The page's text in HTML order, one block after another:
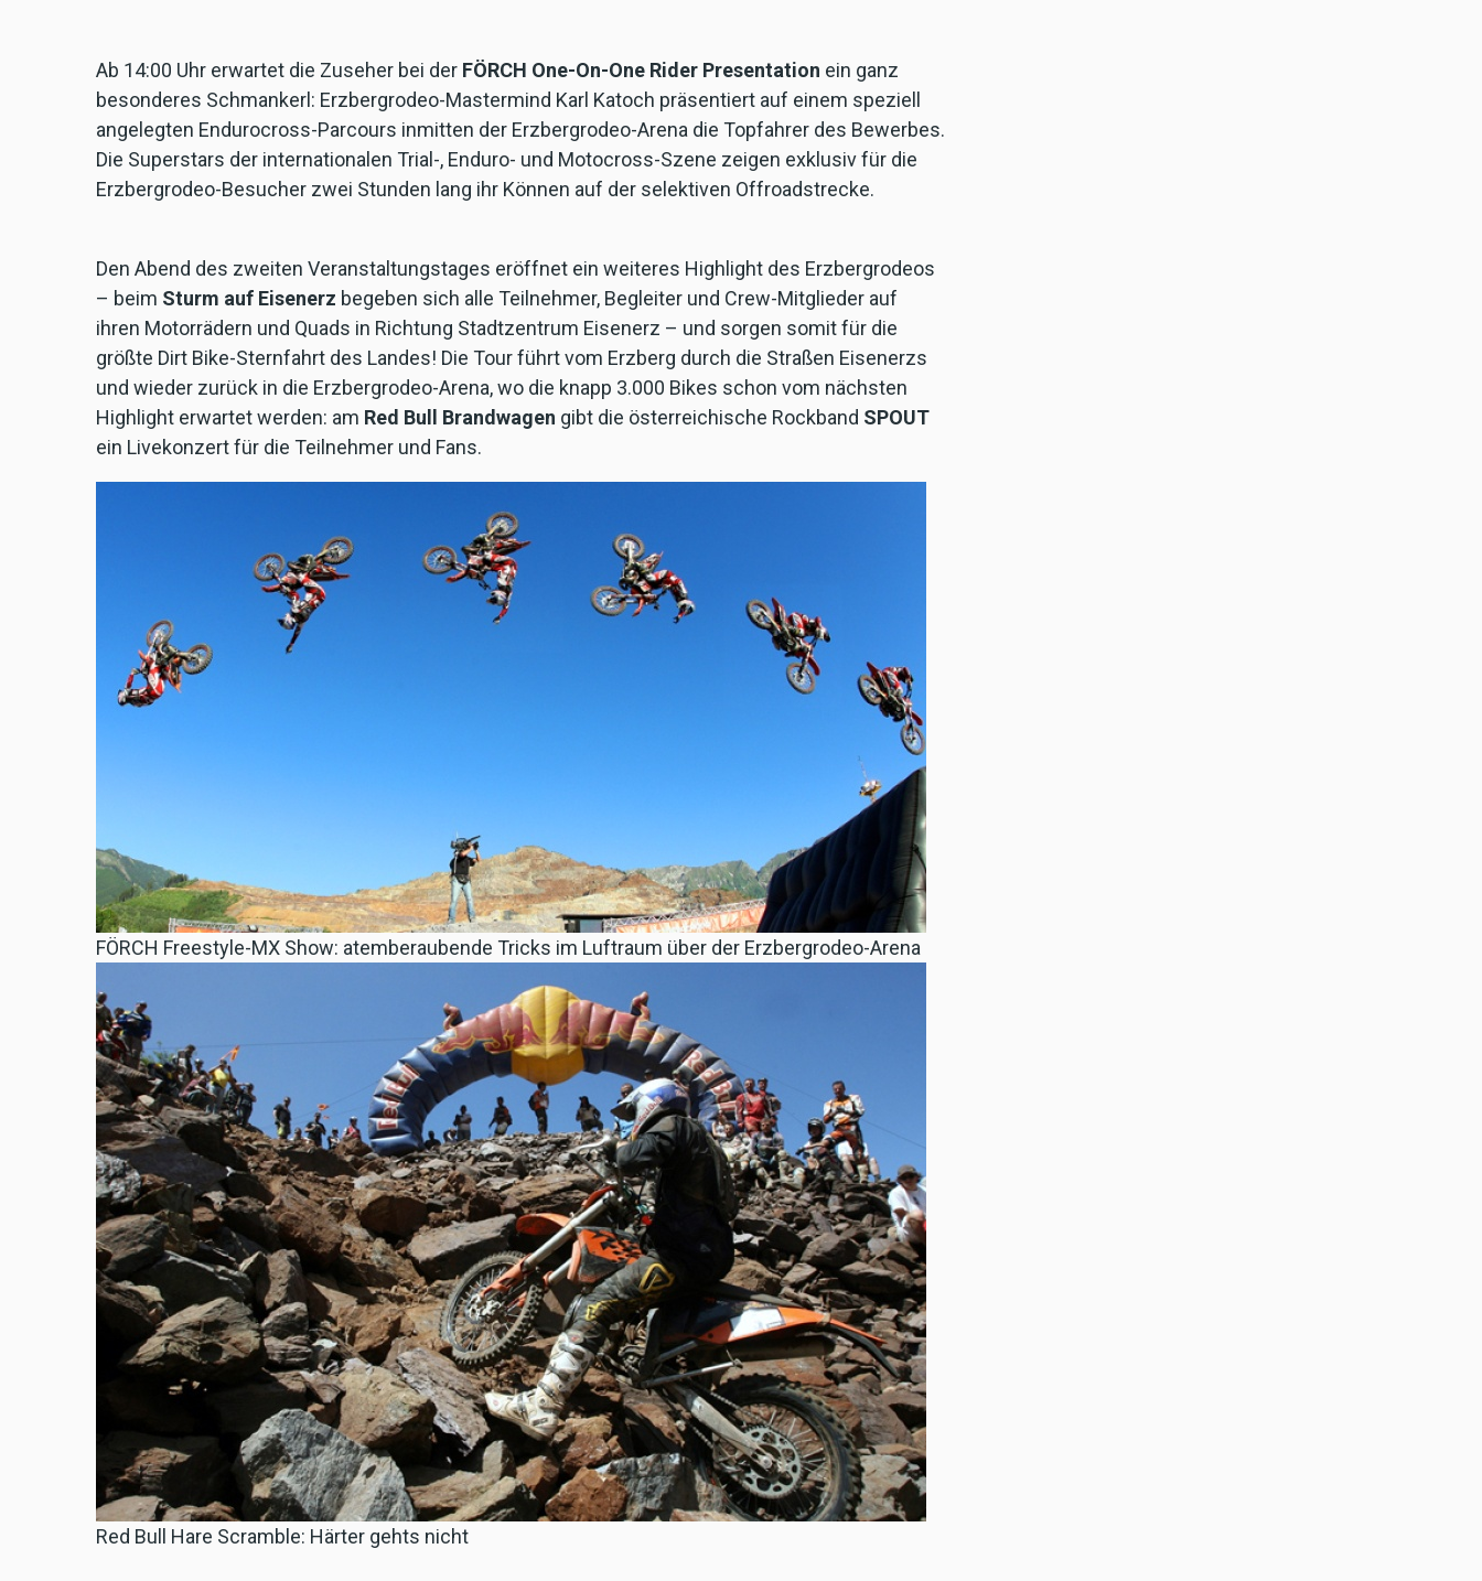
Ab 14:00 Uhr erwartet die Zuseher bei der FÖRCH One-On-One Rider Presentation ein ganz
besonderes Schmankerl: Erzbergrodeo-Mastermind Karl Katoch präsentiert auf einem speziell
angelegten Endurocross-Parcours inmitten der Erzbergrodeo-Arena die Topfahrer des Bewerbes.
Die Superstars der internationalen Trial-, Enduro- und Motocross-Szene zeigen exklusiv für die
Erzbergrodeo-Besucher zwei Stunden lang ihr Können auf der selektiven Offroadstrecke.
Den Abend des zweiten Veranstaltungstages eröffnet ein weiteres Highlight des Erzbergrodeos
– beim Sturm auf Eisenerz begeben sich alle Teilnehmer, Begleiter und Crew-Mitglieder auf
ihren Motorrädern und Quads in Richtung Stadtzentrum Eisenerz – und sorgen somit für die
größte Dirt Bike-Sternfahrt des Landes! Die Tour führt vom Erzberg durch die Straßen Eisenerzs
und wieder zurück in die Erzbergrodeo-Arena, wo die knapp 3.000 Bikes schon vom nächsten
Highlight erwartet werden: am Red Bull Brandwagen gibt die österreichische Rockband SPOUT
ein Livekonzert für die Teilnehmer und Fans.
FÖRCH Freestyle-MX Show: atemberaubende Tricks im Luftraum über der Erzbergrodeo-Arena
Red Bull Hare Scramble: Härter gehts nicht